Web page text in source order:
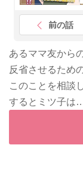
前の話
あるママ友から
反省させるため
このことを相談
するとミツ子は